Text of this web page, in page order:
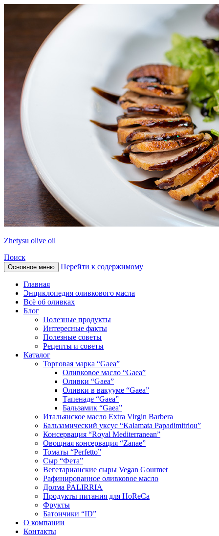
Zhetysu olive oil
Поиск
Основное меню Перейти к содержимому
Главная
Энциклопедия оливкового масла
Всё об оливках
Блог
Полезные продукты
Интересные факты
Полезные советы
Рецепты и советы
Каталог
Торговая марка “Gaea”
Оливковое масло “Gaea”
Оливки “Gaea”
Оливки в вакууме “Gaea”
Тапенаде “Gaea”
Бальзамик “Gaea”
Итальянское масло Extra Virgin Barbera
Бальзамический уксус “Kalamata Papadimitriou”
Консервация “Royal Mediterranean”
Овощная консервация “Zanae”
Томаты “Perfetto”
Сыр “Фета”
Вегетарианские сыры Vegan Gourmet
Рафинированное оливковое масло
Долма PALIRRIA
Продукты питания для HoReCa
Фрукты
Батончики “ID”
О компании
Контакты